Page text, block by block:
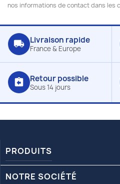
nos informations de contact dans les
local_shipping Livraison rapide
France & Europe
assignment_return Retour possible
Sous 14 jours
PRODUITS
NOTRE SOCIÉTÉ